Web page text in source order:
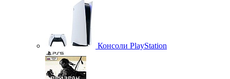
Консоли PlayStation